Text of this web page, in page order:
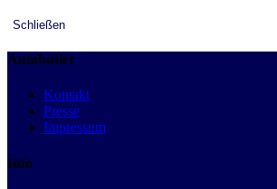
Schließen
Autobutler
Kontakt
Presse
Impressum
Info